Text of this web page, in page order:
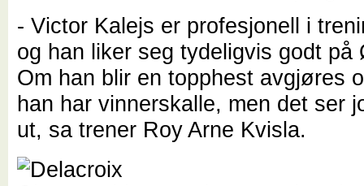
- Victor Kalejs er profesjonell i
og han liker seg tydeligvis godt på
Om han blir en topphest avgjøres
han har vinnerskalle, men det ser
ut, sa trener Roy Arne Kvisla.